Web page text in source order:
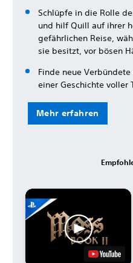
Schlüpfe in die Rolle
und hilf Quill auf ihrer
gefährlichen Reise,
sie besitzt, vor bösen
Finde neue
einer Geschichte voller
Mehr erfahren